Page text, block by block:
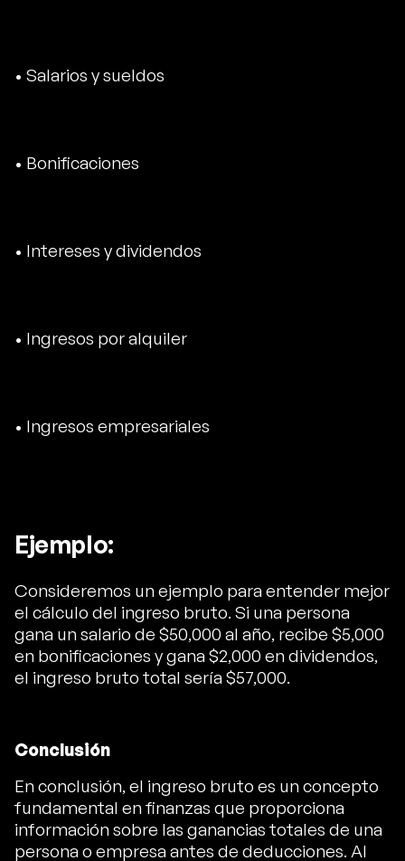
• Salarios y sueldos
• Bonificaciones
• Intereses y dividendos
• Ingresos por alquiler
• Ingresos empresariales
Ejemplo:
Consideremos un ejemplo para entender mejor
el cálculo del ingreso bruto. Si una persona
gana un salario de $50,000 al año, recibe $5,000
en bonificaciones y gana $2,000 en dividendos,
el ingreso bruto total sería $57,000.
Conclusión
En conclusión, el ingreso bruto es un concepto
fundamental en finanzas que proporciona
información sobre las ganancias totales de una
persona o empresa antes de deducciones. Al